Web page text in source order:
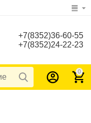
+7(8352)36-60-55
+7(8352)24-22-23
0